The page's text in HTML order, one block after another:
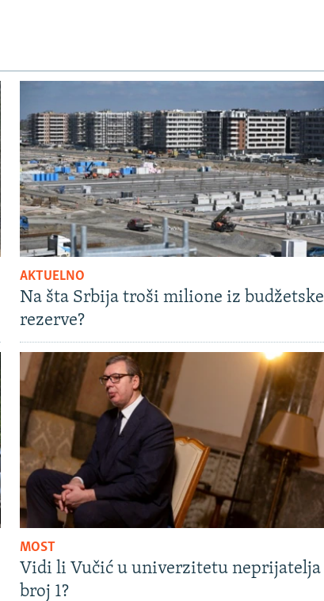
AKTUELNO
Na šta Srbija troši milione iz budžetske
rezerve?
MOST
Vidi li Vučić u univerzitetu neprijatelja
broj 1?